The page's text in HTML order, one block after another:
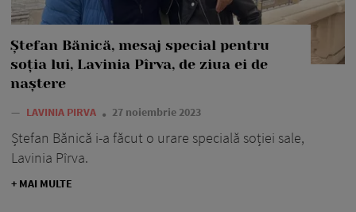
Ștefan Bănică, mesaj special pentru
soția lui, Lavinia Pîrva, de ziua ei de
naștere
— LAVINIA PIRVA 27 noiembrie 2023
Ștefan Bănică i-a făcut o urare specială soției sale,
Lavinia Pîrva.
+ MAI MULTE